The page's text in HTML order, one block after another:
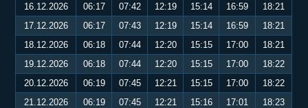
16.12.2026
06:17 07:42 12:19 15:14 16:59
18:21
17.12.2026
06:17 07:43 12:19 15:14 16:59
18:21
18.12.2026
06:18 07:44 12:20 15:15 17:00
18:21
19.12.2026
06:18 07:44 12:20 15:15 17:00
18:22
20.12.2026
06:19 07:45 12:21 15:15 17:00
18:22
21.12.2026
06:19 07:45 12:21 15:16 17:01
18:23